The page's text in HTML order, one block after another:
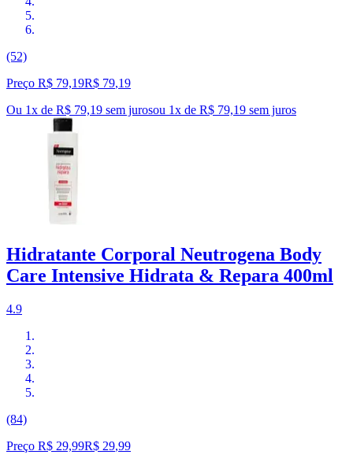
(52)
Preço R$ 79,19R$ 79,19
Ou 1x de R$ 79,19 sem jurosou 1x de R$ 79,19 sem juros
Hidratante Corporal Neutrogena Body
Care Intensive Hidrata & Repara 400ml
4.9
(84)
Preço R$ 29,99R$ 29,99